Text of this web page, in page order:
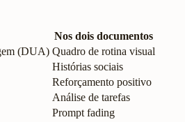
Nos dois documentos
(DUA) Quadro de rotina visual
Histórias sociais
Reforçamento positivo
Análise de tarefas
Prompt fading